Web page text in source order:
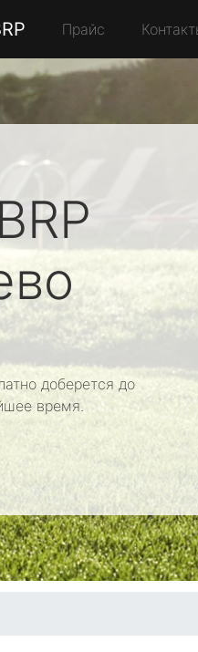
Прайс
BRP
доберется до
время.